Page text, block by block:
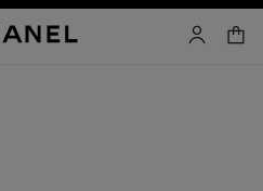
mon
panier